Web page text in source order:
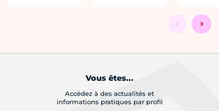
Vous êtes...
Accédez à des actualités et
informations pratiques par profil